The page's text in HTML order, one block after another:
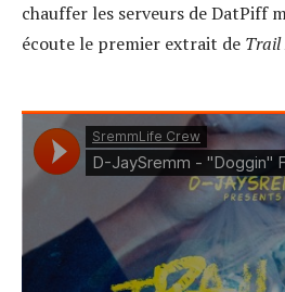
chauffer les serveurs de DatPiff
écoute le premier extrait de Trail